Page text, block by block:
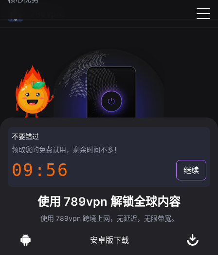
不要错过
领取您的免费试用，剩余时间不多！
09:55 继续
使用 789vpn 解锁全球内容
使用 789vpn 跨境上网，无延迟，无限带宽。
安卓版下载